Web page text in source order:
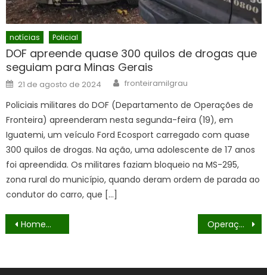
notícias Policial
DOF apreende quase 300 quilos de drogas que
seguiam para Minas Gerais
Posted
on
21 de agosto de 2024 Author
fronteiramilgrau
Policiais militares do DOF (Departamento de Operações de
Fronteira) apreenderam nesta segunda-feira (19), em
Iguatemi, um veículo Ford Ecosport carregado com quase
300 quilos de drogas. Na ação, uma adolescente de 17 anos
foi apreendida. Os militares faziam bloqueio na MS-295,
zona rural do município, quando deram ordem de parada ao
condutor do carro, que […]
Navegação
Homem que seguia com droga para Campo Grande é preso pelo DOF em Maracaju Operação COSUD é deflagrada em Mato Grosso do Sul